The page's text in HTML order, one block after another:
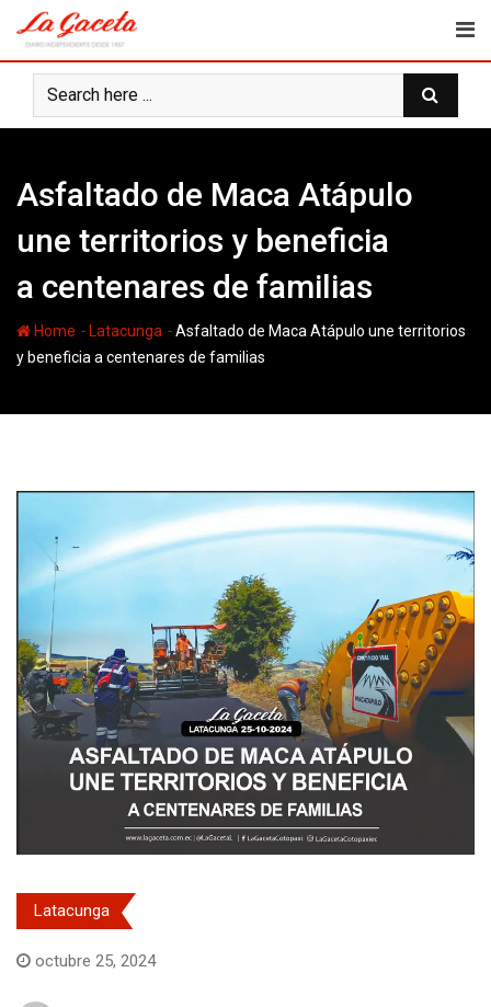
content
Asfaltado de Maca Atápulo
une territorios y beneficia
a centenares de familias
Home - Latacunga -Asfaltado de Maca Atápulo une territorios
y beneficia a centenares de familias
Latacunga
octubre 25, 2024